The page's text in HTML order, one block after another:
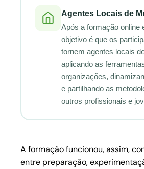
Agentes Locais de
Após a formação online
objetivo é que os
tornem agentes locais
aplicando as
organizações,
e partilhando as
outros profissionais e
A formação funcionou, assim,
entre preparação,